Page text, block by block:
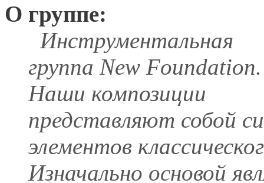
О группе:
Инструментальная
группа New Foundation.
Наши композиции
представляют собой
элементов
Изначально основой